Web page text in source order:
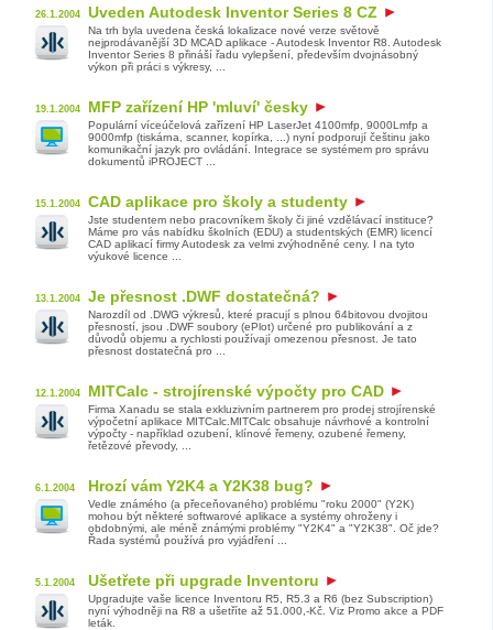
26.1.2004 Uveden Autodesk Inventor Series 8 CZ
Na trh byla uvedena česká lokalizace nové verze světově
nejprodávanější 3D MCAD aplikace - Autodesk Inventor R8. Autodesk
Inventor Series 8 přináší řadu vylepšení, především dvojnásobný
výkon při práci s výkresy, ...
19.1.2004 MFP zařízení HP 'mluví' česky
Populární víceúčelová zařízení HP LaserJet 4100mfp, 9000Lmfp a
9000mfp (tiskárna, scanner, kopírka, ...) nyní podporují češtinu jako
komunikační jazyk pro ovládání. Integrace se systémem pro správu
dokumentů iPROJECT ...
15.1.2004 CAD aplikace pro školy a studenty
Jste studentem nebo pracovníkem školy či jiné vzdělávací instituce?
Máme pro vás nabídku školních (EDU) a studentských (EMR) licencí
CAD aplikací firmy Autodesk za velmi zvýhodněné ceny. I na tyto
výukové licence ...
13.1.2004 Je přesnost .DWF dostatečná?
Narozdíl od .DWG výkresů, které pracují s plnou 64bitovou dvojitou
přesností, jsou .DWF soubory (ePlot) určené pro publikování a z
důvodů objemu a rychlosti používají omezenou přesnost. Je tato
přesnost dostatečná pro ...
12.1.2004 MITCalc - strojírenské výpočty pro CAD
Firma Xanadu se stala exkluzivním partnerem pro prodej strojírenské
výpočetní aplikace MITCalc.MITCalc obsahuje návrhové a kontrolní
výpočty - například ozubení, klínové řemeny, ozubené řemeny,
řetězové převody, ...
6.1.2004 Hrozí vám Y2K4 a Y2K38 bug?
Vedle známého (a přeceňovaného) problému "roku 2000" (Y2K)
mohou být některé softwarové aplikace a systémy ohroženy i
obdobnými, ale méně známými problémy "Y2K4" a "Y2K38". Oč jde?
Řada systémů používá pro vyjádření ...
5.1.2004 Ušetřete při upgrade Inventoru
Upgradujte vaše licence Inventoru R5, R5.3 a R6 (bez Subscription)
nyní výhodněji na R8 a ušetříte až 51.000,-Kč. Viz Promo akce a PDF
leták.